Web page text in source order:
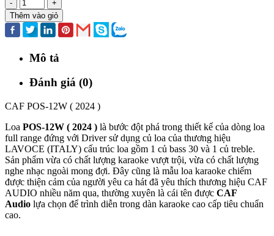
-
+
Thêm vào giỏ
Mô tả
Đánh giá (0)
CAF POS-12W ( 2024 )
Loa POS-12W ( 2024 ) là bước đột phá trong thiết kế của dòng loa
full range đứng với Driver sử dụng củ loa của thương hiệu
LAVOCE (ITALY) cấu trúc loa gồm 1 củ bass 30 và 1 củ treble.
Sản phẩm vừa có chất lượng karaoke vượt trội, vừa có chất lượng
nghe nhạc ngoài mong đợi. Đây cũng là mẫu loa karaoke chiếm
được thiện cảm của người yêu ca hát đã yêu thích thương hiệu CAF
AUDIO nhiều năm qua, thường xuyên là cái tên được CAF
Audio lựa chọn để trình diễn trong dàn karaoke cao cấp tiêu chuẩn
cao.